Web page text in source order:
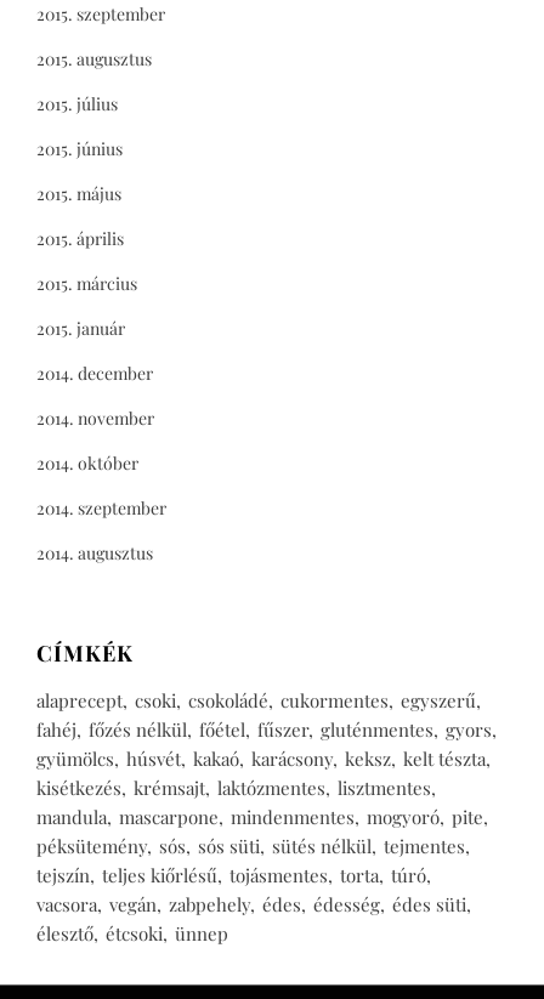
2015. szeptember
2015. augusztus
2015. július
2015. június
2015. május
2015. április
2015. március
2015. január
2014. december
2014. november
2014. október
2014. szeptember
2014. augusztus
CÍMKÉK
alaprecept csoki csokoládé cukormentes egyszerű
fahéj főzés nélkül főétel fűszer gluténmentes gyors
gyümölcs húsvét kakaó karácsony keksz kelt tészta
kisétkezés krémsajt laktózmentes lisztmentes
mandula mascarpone mindenmentes mogyoró pite
péksütemény sós sós süti sütés nélkül tejmentes
tejszín teljes kiőrlésű tojásmentes torta túró
vacsora vegán zabpehely édes édesség édes süti
élesztő étcsoki ünnep